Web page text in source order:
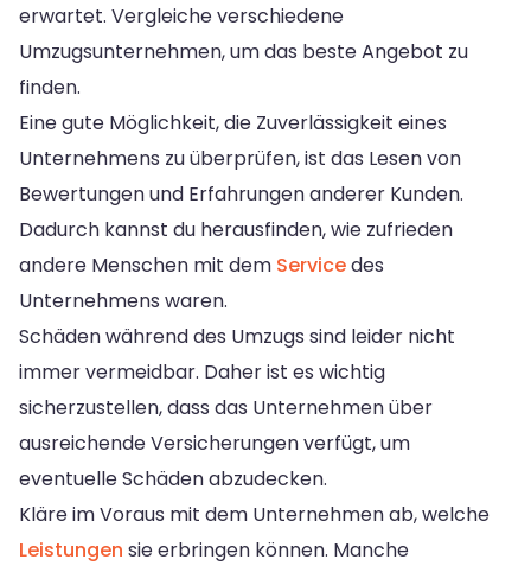
erwartet. Vergleiche verschiedene
Umzugsunternehmen, um das beste Angebot zu
finden.
Eine gute Möglichkeit, die Zuverlässigkeit eines
Unternehmens zu überprüfen, ist das Lesen von
Bewertungen und Erfahrungen anderer Kunden.
Dadurch kannst du herausfinden, wie zufrieden
andere Menschen mit dem Servicedes
Unternehmens waren.
Schäden während des Umzugs sind leider nicht
immer vermeidbar. Daher ist es wichtig
sicherzustellen, dass das Unternehmen über
ausreichende Versicherungen verfügt, um
eventuelle Schäden abzudecken.
Kläre im Voraus mit dem Unternehmen ab, welche
Leistungen sie erbringen können. Manche